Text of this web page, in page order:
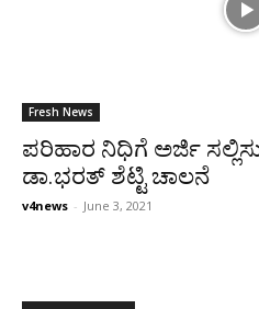
Fresh News
ಪರಿಹಾರ ನಿಧಿಗೆ ಅರ್ಜಿ
ಡಾ.ಭರತ್ ಶೆಟ್ಟಿ ಚಾಲನೆ
v4news - June 3, 2021